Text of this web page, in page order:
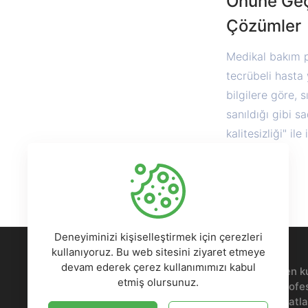
Çözümler
Medikal bakım
tecrübeli hasta
bilgilere göre,
sanıldığı gibi
kalitesizliği" ile
Kodlamakla vakit kaybetmeyin. E-ticaretten
blogdan özel yazılımlara kadar yüzlerce
ve modern tema seçeneği, bütçe dostu
Deneyiminizi kişiselleştirmek için çerezleri
kullanıyoruz. Bu web sitesini ziyaret etmeye
devam ederek çerez kullanımımızı kabul
etmiş olursunuz.